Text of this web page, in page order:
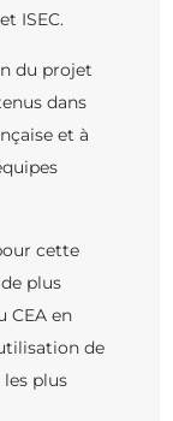
ISEC.
du projet
dans
et à
cette
plus
CEA en
de
plus